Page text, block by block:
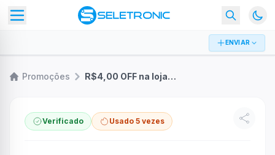
ENVIAR
Promoções R$4,00 OFF na loja Mecolour oficial
Verificado Usado 5 vezes